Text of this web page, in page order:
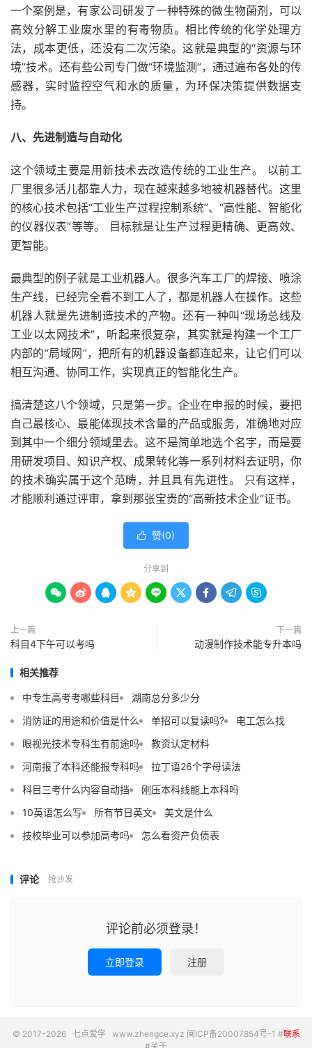
一个案例是，有家公司研发了一种特殊的微生物菌剂，可以
高效分解工业废水里的有毒物质。相比传统的化学处理方
法，成本更低，还没有二次污染。这就是典型的“资源与环
境”技术。还有些公司专门做“环境监测”，通过遍布各处的传
感器，实时监控空气和水的质量，为环保决策提供数据支
持。
八、先进制造与自动化
这个领域主要是用新技术去改造传统的工业生产。 以前工
厂里很多活儿都靠人力，现在越来越多地被机器替代。这里
的核心技术包括“工业生产过程控制系统”、“高性能、智能化
的仪器仪表”等等。 目标就是让生产过程更精确、更高效、
更智能。
最典型的例子就是工业机器人。很多汽车工厂的焊接、喷涂
生产线，已经完全看不到工人了，都是机器人在操作。这些
机器人就是先进制造技术的产物。还有一种叫“现场总线及
工业以太网技术”，听起来很复杂，其实就是构建一个工厂
内部的“局域网”，把所有的机器设备都连起来，让它们可以
相互沟通、协同工作，实现真正的智能化生产。
搞清楚这八个领域，只是第一步。企业在申报的时候，要把
自己最核心、最能体现技术含量的产品或服务，准确地对应
到其中一个细分领域里去。这不是简单地选个名字，而是要
用研发项目、知识产权、成果转化等一系列材料去证明，你
的技术确实属于这个范畴，并且具有先进性。 只有这样，
才能顺利通过评审，拿到那张宝贵的“高新技术企业”证书。
 赞(0)
分享到
        
上一篇
科目4下午可以考吗
下一篇
动漫制作技术能专升本吗
相关推荐
中专生高考考哪些科目
湖南总分多少分
消防证的用途和价值是什么
单招可以复读吗?
电工怎么找
眼视光技术专科生有前途吗
教资认定材料
河南报了本科还能报专科吗
拉丁语26个字母读法
科目三考什么内容自动挡
刚压本科线能上本科吗
10英语怎么写
所有节日英文
美文是什么
技校毕业可以参加高考吗
怎么看资产负债表
评论 抢沙发
评论前必须登录！
立即登录 注册
© 2017-2026 七点爱学www.zhengce.xyz 闽ICP备20007854号-1 #联系